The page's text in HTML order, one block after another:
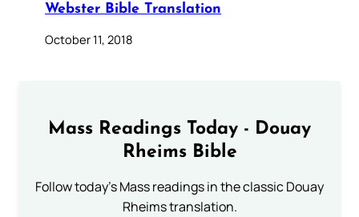
Webster Bible Translation
October 11, 2018
Mass Readings Today - Douay
Rheims Bible
Follow today's Mass readings in the classic Douay
Rheims translation.